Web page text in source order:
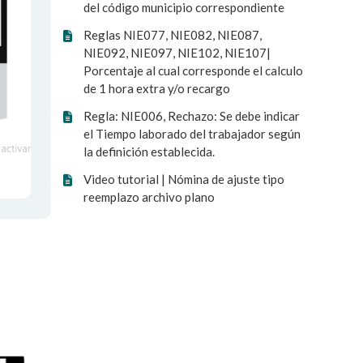
del código municipio correspondiente
Reglas NIE077, NIE082, NIE087,
NIE092, NIE097, NIE102, NIE107|
Porcentaje al cual corresponde el calculo
de 1 hora extra y/o recargo
Regla: NIE006, Rechazo: Se debe indicar
el Tiempo laborado del trabajador según
la definición establecida.
Video tutorial | Nómina de ajuste tipo
reemplazo archivo plano